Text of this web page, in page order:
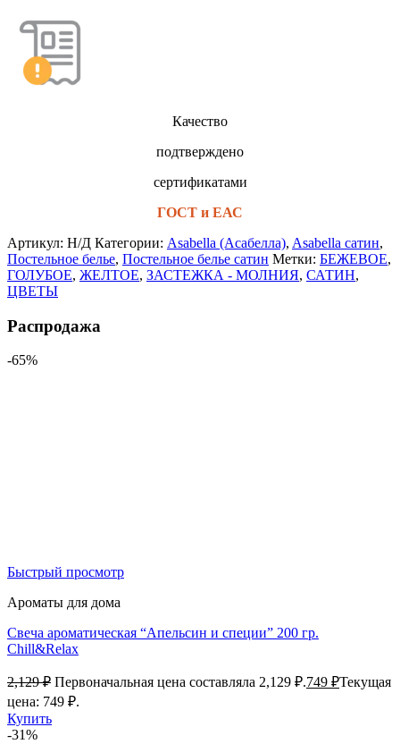
Качество
подтверждено
сертификатами
ГОСТ и ЕАС
Артикул: Н/Д Категории: Asabella (Асабелла), Asabella сатин,
Постельное белье, Постельное белье сатин Метки: БЕЖЕВОЕ,
ГОЛУБОЕ, ЖЕЛТОЕ, ЗАСТЕЖКА - МОЛНИЯ, САТИН,
ЦВЕТЫ
Распродажа
-65%
Быстрый просмотр
Ароматы для дома
Свеча ароматическая “Апельсин и специи” 200 гр.
Chill&Relax
2,129₽ Первоначальная цена составляла 2,129 ₽.749 ₽Текущая
цена: 749 ₽.
Купить
-31%